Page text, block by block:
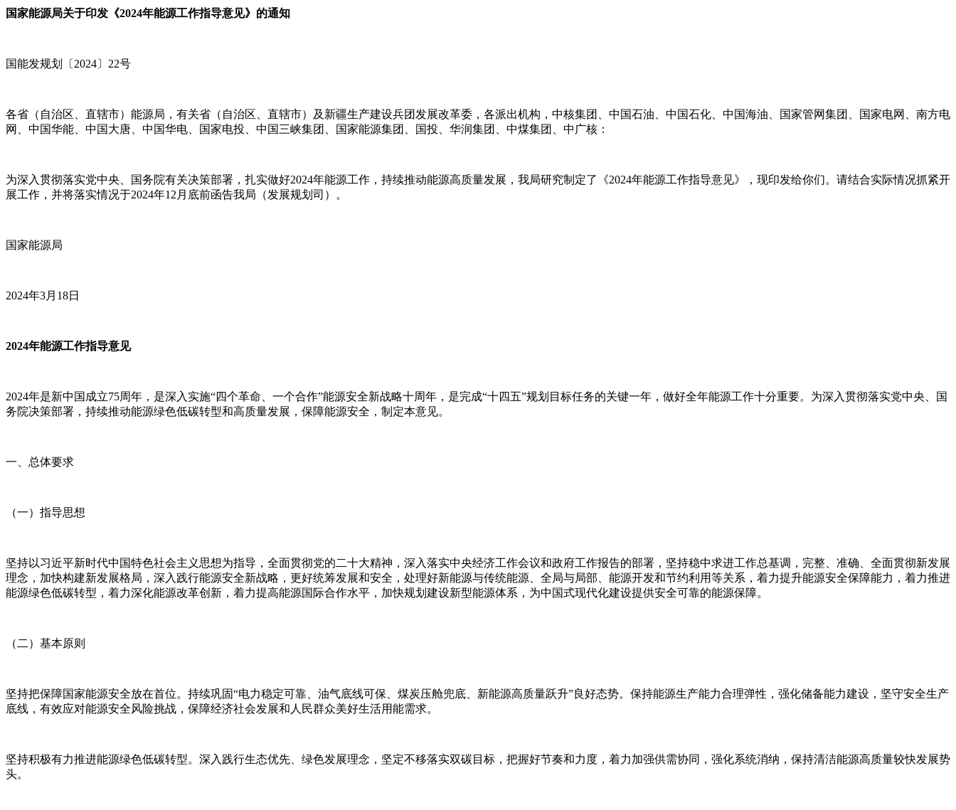
国家能源局关于印发《2024年能源工作指导意见》的通知
国能发规划〔2024〕22号
各省（自治区、直辖市）能源局，有关省（自治区、直辖市）及新疆生产建设兵团发展改革委，各派出机构，中核集团、中国石油、中国石化、中国海油、国家管网集团、国家电网、南方电
网、中国华能、中国大唐、中国华电、国家电投、中国三峡集团、国家能源集团、国投、华润集团、中煤集团、中广核：
为深入贯彻落实党中央、国务院有关决策部署，扎实做好2024年能源工作，持续推动能源高质量发展，我局研究制定了《2024年能源工作指导意见》，现印发给你们。请结合实际情况抓紧开
展工作，并将落实情况于2024年12月底前函告我局（发展规划司）。
国家能源局
2024年3月18日
2024年能源工作指导意见
2024年是新中国成立75周年，是深入实施“四个革命、一个合作”能源安全新战略十周年，是完成“十四五”规划目标任务的关键一年，做好全年能源工作十分重要。为深入贯彻落实党中央、国
务院决策部署，持续推动能源绿色低碳转型和高质量发展，保障能源安全，制定本意见。
一、总体要求
（一）指导思想
坚持以习近平新时代中国特色社会主义思想为指导，全面贯彻党的二十大精神，深入落实中央经济工作会议和政府工作报告的部署，坚持稳中求进工作总基调，完整、准确、全面贯彻新发展
理念，加快构建新发展格局，深入践行能源安全新战略，更好统筹发展和安全，处理好新能源与传统能源、全局与局部、能源开发和节约利用等关系，着力提升能源安全保障能力，着力推进
能源绿色低碳转型，着力深化能源改革创新，着力提高能源国际合作水平，加快规划建设新型能源体系，为中国式现代化建设提供安全可靠的能源保障。
（二）基本原则
坚持把保障国家能源安全放在首位。持续巩固“电力稳定可靠、油气底线可保、煤炭压舱兜底、新能源高质量跃升”良好态势。保持能源生产能力合理弹性，强化储备能力建设，坚守安全生产
底线，有效应对能源安全风险挑战，保障经济社会发展和人民群众美好生活用能需求。
坚持积极有力推进能源绿色低碳转型。深入践行生态优先、绿色发展理念，坚定不移落实双碳目标，把握好节奏和力度，着力加强供需协同，强化系统消纳，保持清洁能源高质量较快发展势
头。